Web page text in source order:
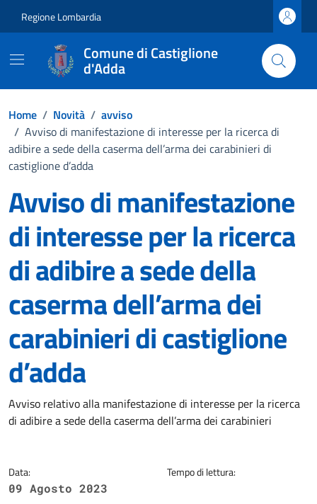
Regione Lombardia
Comune di Castiglione
d'Adda
Home / Novità / avviso
/ Avviso di manifestazione di interesse per la ricerca di
adibire a sede della caserma dell’arma dei carabinieri di
castiglione d’adda
Avviso di manifestazione
di interesse per la ricerca
di adibire a sede della
caserma dell’arma dei
carabinieri di castiglione
d’adda
Dettagli della notizia
Avviso relativo alla manifestazione di interesse per la ricerca
di adibire a sede della caserma dell’arma dei carabinieri
Data:
09 Agosto 2023
Tempo di lettura: